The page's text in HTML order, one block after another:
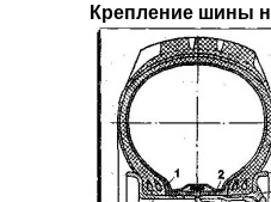
Крепление шины